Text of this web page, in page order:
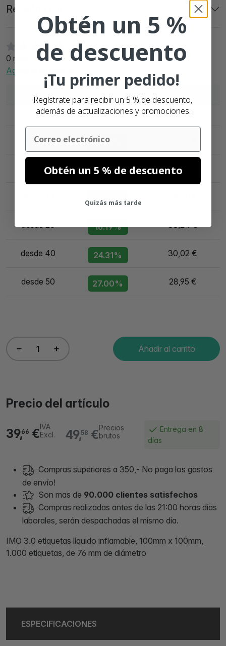
0 reseñas
Agregue su reseña
Cantidad Descuento
< 3 0% 39,66 €
desde 3 5.40%
desde 5 8.12% 36,44 €
13.51%
desde 20 16.19% 33,24 €
desde 40 24.31% 30,02 €
desde 50 27.00% 28,95 €
Añadir al carrito
Precio del artículo
49,58 €Precios
brutos
39,66 €IVA
Excl.
Entrega en 8
días
Compras superiores a 350,- No paga los gastos
de envío!
Son mas de 90.000 clientes satisfechos
Compras realizadas antes de las 21:00 horas días
laborales, serán despachadas el mismo día.
IMO 3.0 etiquetas líquido inflamable, 100mm x 100mm,
1.000 etiquetas, de 76 mm de diámetro
Reseñas (0)
ESPECIFICACIONES
Obtén un 5 %
de descuento
¡Tu primer pedido!
Regístrate para recibir un 5 % de descuento,
además de actualizaciones y promociones.
Email
Obtén un 5 % de descuento
Quizás más tarde